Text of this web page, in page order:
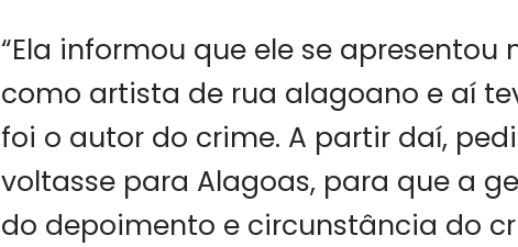
“Ela informou que ele se
como artista de rua alagoano e aí
foi o autor do crime. A partir daí,
voltasse para Alagoas, para que a
do depoimento e circunstância do